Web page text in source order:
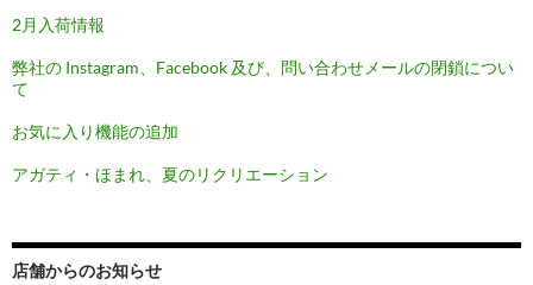
ー
シ
ョ
ン
2月入荷情報
弊社の Instagram、Facebook 及び、問い合わせメールの閉鎖につい
て
お気に入り機能の追加
アガティ・ほまれ、夏のリクリエーション
店舗からのお知らせ